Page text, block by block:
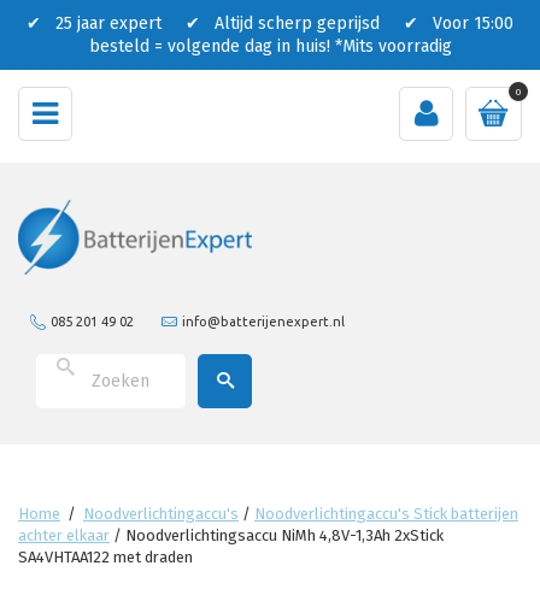
✔ 25 jaar expert ✔ Altijd scherp geprijsd ✔ Voor 15:00
besteld = volgende dag in huis! *Mits voorradig
0
085 201 49 02 info@batterijenexpert.nl
Home / Noodverlichtingaccu's / Noodverlichtingaccu's Stick batterijen
achter elkaar / Noodverlichtingsaccu NiMh 4,8V-1,3Ah 2xStick
SA4VHTAA122 met draden